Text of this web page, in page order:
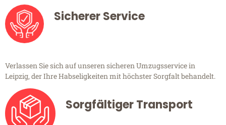
Sicherer Service
Verlassen Sie sich auf unseren sicheren Umzugsservice in
Leipzig, der Ihre Habseligkeiten mit höchster Sorgfalt behandelt.
Sorgfältiger Transport